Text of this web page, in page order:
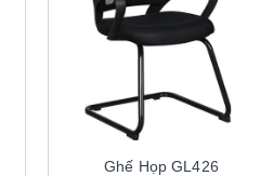
Ghế Họp GL426